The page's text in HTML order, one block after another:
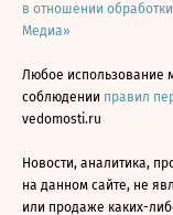
в отношении
Медиа»
Любое использование
соблюдении правил
vedomosti.ru
Новости, аналитика,
на данном сайте, не
или продаже каких-